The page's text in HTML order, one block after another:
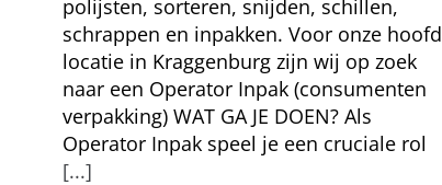
polijsten, sorteren, snijden, schillen,
schrappen en inpakken. Voor onze hoofd
locatie in Kraggenburg zijn wij op zoek
naar een Operator Inpak (consumenten
verpakking) WAT GA JE DOEN? Als
Operator Inpak speel je een cruciale rol
[...]